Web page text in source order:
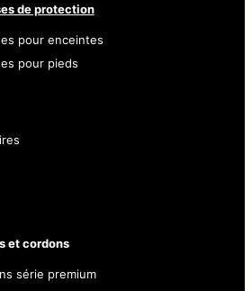
de protection
pour enceintes
pour pieds
et cordons
série premium